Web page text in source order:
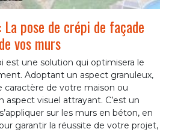
pose de crépi de façade
vos murs
est une solution qui optimisera le
Adoptant un aspect granuleux,
caractère de votre maison ou
visuel attrayant. C’est un
sur les murs en béton, en
garantir la réussite de votre projet,